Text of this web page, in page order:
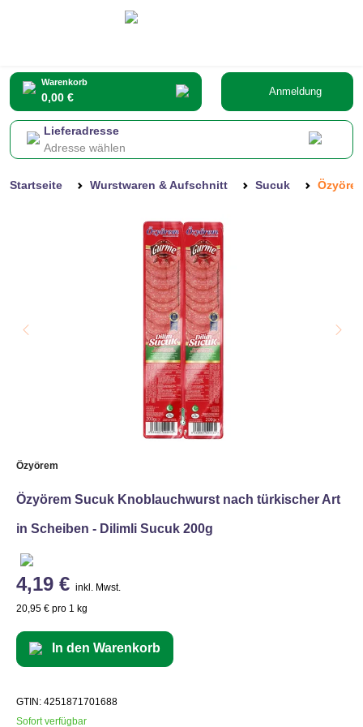
Warenkorb
0,00 € Anmeldung
Lieferadresse
Adresse wählen
Startseite Wurstwaren & Aufschnitt Sucuk
Özyörem
Özyörem Sucuk Knoblauchwurst nach türkischer Art
in Scheiben - Dilimli Sucuk 200g
4,19 € inkl. Mwst.
20,95 € pro 1 kg
In den Warenkorb
GTIN: 4251871701688
Sofort verfügbar